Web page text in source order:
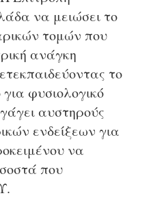
να μειώσει το
τομών που
ανάγκη
το
φυσιολογικό
αυστηρούς
ενδείξεων για
να
που